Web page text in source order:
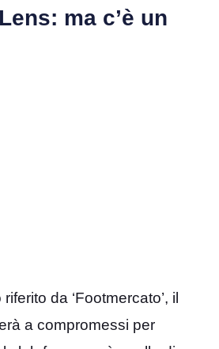
ma c’è un
da ‘Footmercato’, il
a compromessi per